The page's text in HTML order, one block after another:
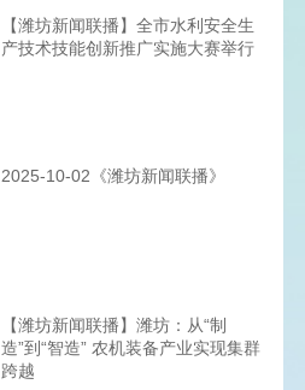
【潍坊新闻联播】全市水利安全生
产技术技能创新推广实施大赛举行
2025-10-02《潍坊新闻联播》
【潍坊新闻联播】潍坊：从“制
造”到“智造” 农机装备产业实现集群
跨越